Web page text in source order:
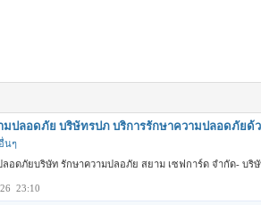
มปลอดภัย บริษัทรปภ บริการรักษาความปลอดภัยด้
นๆ
อดภัยบริษัท รักษาความปลอภัย สยาม เซฟการ์ด จำกัด- บริ
23:10